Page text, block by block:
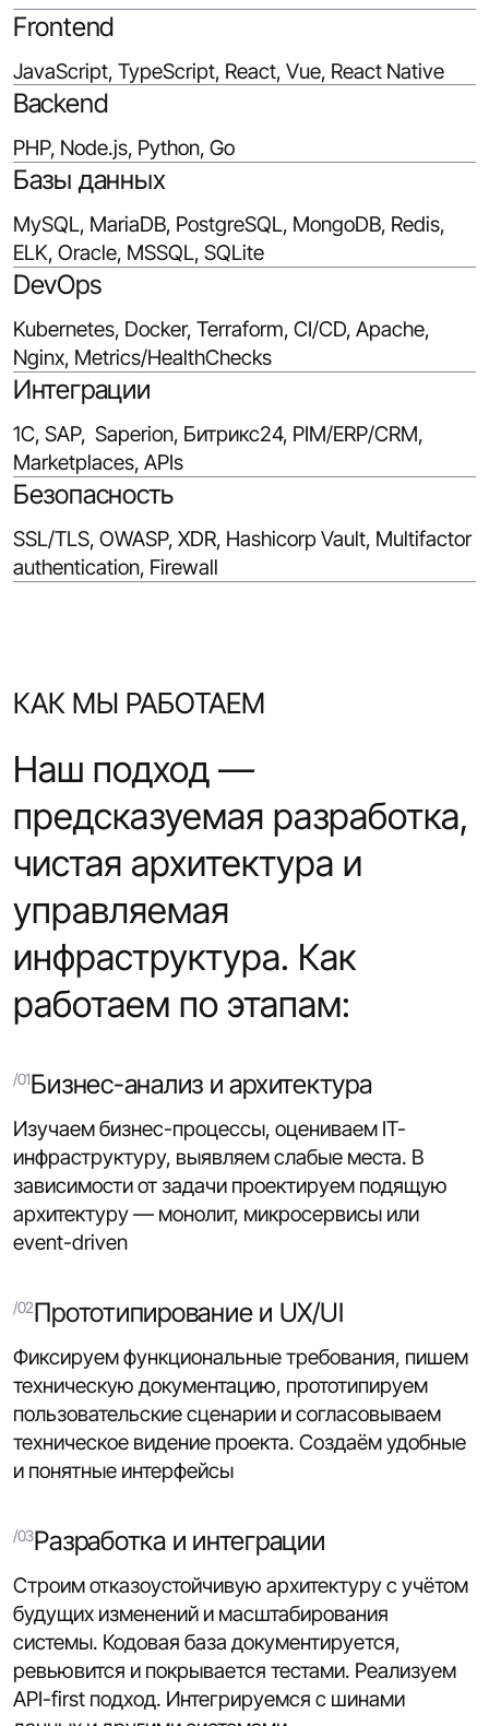
Frontend
JavaScript, TypeScript, React, Vue, React Native
Backend
PHP, Node.js, Python, Go
Базы данных
MySQL, MariaDB, PostgreSQL, MongoDB, Redis,
ELK, Oracle, MSSQL, SQLite
DevOps
Kubernetes, Docker, Terraform, CI/CD, Apache,
Nginx, Metrics/HealthChecks
Интеграции
1С, SAP, Saperion, Битрикс24, PIM/ERP/CRM,
Marketplaces, APIs
Безопасность
SSL/TLS, OWASP, XDR, Hashicorp Vault, Multifactor
authentication, Firewall
КАК МЫ РАБОТАЕМ
Наш подход —
предсказуемая разработка,
чистая архитектура и
управляемая
инфраструктура. Как
работаем по этапам:
Бизнес-анализ и архитектура
Изучаем бизнес-процессы, оцениваем IT-
инфраструктуру, выявляем слабые места. В
зависимости от задачи проектируем подящую
архитектуру — монолит, микросервисы или
event-driven
Прототипирование и UX/UI
Фиксируем функциональные требования, пишем
техническую документацию, прототипируем
пользовательские сценарии и согласовываем
техническое видение проекта. Создаём удобные
и понятные интерфейсы
Разработка и интеграции
Строим отказоустойчивую архитектуру с учётом
будущих изменений и масштабирования
системы. Кодовая база документируется,
ревьювится и покрывается тестами. Реализуем
API-first подход. Интегрируемся с шинами